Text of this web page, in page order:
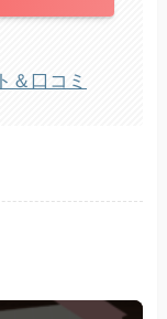
＆口コミ